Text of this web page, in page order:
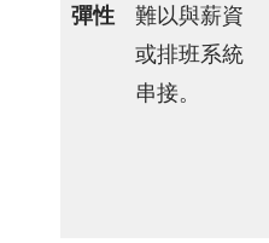
彈性
難以與薪資
或排班系統
串接。